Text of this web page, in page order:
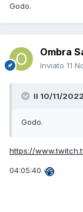
Godo.
Ombra
Inviato 11
Il 10/11/
Godo.
https://
04:05:40